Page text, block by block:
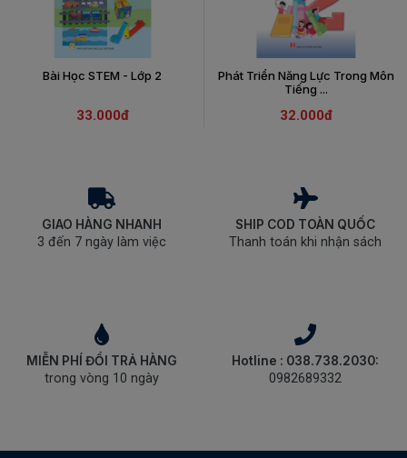
Bài Học STEM - Lớp 2
33.000đ
Phát Triển Năng Lực Trong Môn
Tiếng ...
32.000đ
GIAO HÀNG NHANH
3 đến 7 ngày làm việc
SHIP COD TOÀN QUỐC
Thanh toán khi nhận sách
MIỄN PHÍ ĐỔI TRẢ HÀNG
trong vòng 10 ngày
Hotline : 038.738.2030:
0982689332